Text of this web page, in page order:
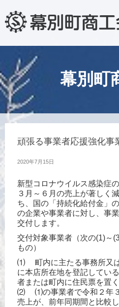
幕別町
頑張る事業者応援強化事
2020年7月15日
新型コロナウイルス感染症
３月～６月の売上が著しく
ち、国の「持続化給付金」
の企業や事業者に対し、事
交付します。
交付対象事業者（次の(1)～
もの）
⑴ 町内に主たる事務所又
に本店所在地を登記してい
者または町内に住民票を置
⑵ ⑴の事業者で令和２年３
売上が、前年同期間と比較